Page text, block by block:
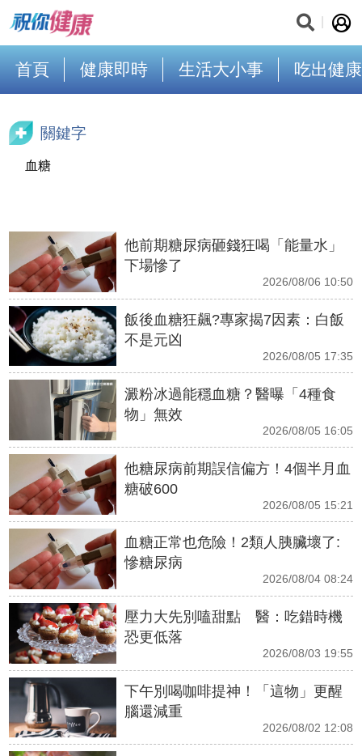
首頁 健康即時 生活大小事 吃出健康
關鍵字
血糖
他前期糖尿病砸錢狂喝「能量水」
下場慘了
2026/08/06 10:50
飯後血糖狂飆?專家揭7因素：白飯
不是元凶
2026/08/05 17:35
澱粉冰過能穩血糖？醫曝「4種食
物」無效
2026/08/05 16:05
他糖尿病前期誤信偏方！4個半月血
糖破600
2026/08/05 15:21
血糖正常也危險！2類人胰臟壞了:
慘糖尿病
2026/08/04 08:24
壓力大先別嗑甜點 醫：吃錯時機
恐更低落
2026/08/03 19:55
下午別喝咖啡提神！「這物」更醒
腦還減重
2026/08/02 12:08